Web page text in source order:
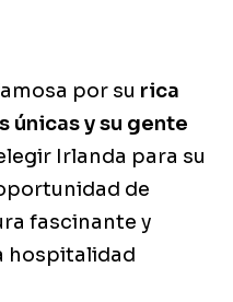
por su rica
únicas y su gente
Irlanda para su
de
fascinante y
hospitalidad